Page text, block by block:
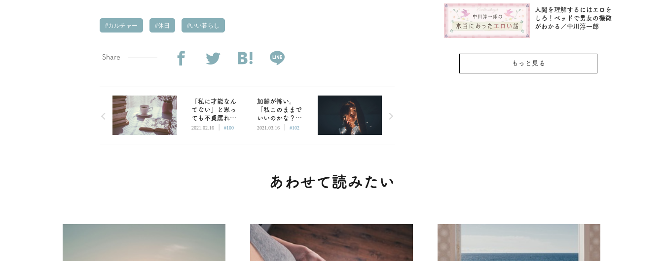
カルチャー 休日 いい暮らし
Share
「私に才能なん
てない」と思っ
ても不貞腐れな
い。会社員しな
を仕事にする方
2021.02.16 | #100
加齢が怖い。
「私このままで
いいのかな？」
という不安の正
2021.03.16 | #102
人間を理解するにはエロを
しろ！ベッドで男女の機微
がわかる／中川淳一郎
もっと見る
あわせて読みたい